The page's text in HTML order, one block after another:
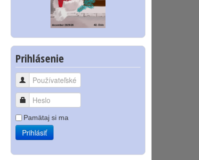
Prihlásenie
Používateľské meno
Heslo
Pamätaj si ma
Prihlásiť